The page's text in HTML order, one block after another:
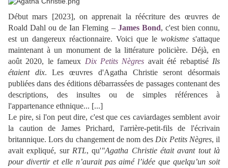
Début mars [2023], on apprenait la réécriture des œuvres de
Roald Dahl ou de Ian Fleming – James Bond, c'est bien connu,
est un dangereux réactionnaire. Voici que le wokisme s'attaque
maintenant à un monument de la littérature policière. Déjà, en
août 2020, le fameux Dix Petits Nègres avait été rebaptisé Ils
étaient dix. Les œuvres d'Agatha Christie seront désormais
publiées dans des éditions débarrassées de passages contenant des
descriptions, des insultes ou de simples références à
l'appartenance ethnique... [...]
Le pire, si l'on peut dire, c'est que ces caviardages semblent avoir
la caution de James Prichard, l'arrière-petit-fils de l'écrivain
britannique. Lors du changement de nom des Dix Petits Nègres, il
avait expliqué, sur RTL, qu'"Agatha Christie était avant tout là
pour divertir et elle n’aurait pas aimé l’idée que quelqu’un soit